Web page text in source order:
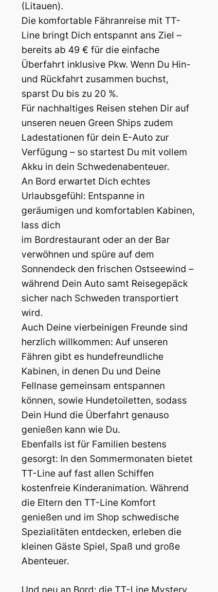
(Litauen).
Die komfortable Fähranreise mit TT-
Line bringt Dich entspannt ans Ziel –
bereits ab 49 € für die einfache
Überfahrt inklusive Pkw. Wenn Du Hin-
und Rückfahrt zusammen buchst,
sparst Du bis zu 20 %.
Für nachhaltiges Reisen stehen Dir auf
unseren neuen Green Ships zudem
Ladestationen für dein E-Auto zur
Verfügung – so startest Du mit vollem
Akku in dein Schwedenabenteuer.
An Bord erwartet Dich echtes
Urlaubsgefühl: Entspanne in
geräumigen und komfortablen Kabinen,
lass dich
im Bordrestaurant oder an der Bar
verwöhnen und spüre auf dem
Sonnendeck den frischen Ostseewind –
während Dein Auto samt Reisegepäck
sicher nach Schweden transportiert
wird.
Auch Deine vierbeinigen Freunde sind
herzlich willkommen: Auf unseren
Fähren gibt es hundefreundliche
Kabinen, in denen Du und Deine
Fellnase gemeinsam entspannen
können, sowie Hundetoiletten, sodass
Dein Hund die Überfahrt genauso
genießen kann wie Du.
Ebenfalls ist für Familien bestens
gesorgt: In den Sommermonaten bietet
TT-Line auf fast allen Schiffen
kostenfreie Kinderanimation. Während
die Eltern den TT-Line Komfort
genießen und im Shop schwedische
Spezialitäten entdecken, erleben die
kleinen Gäste Spiel, Spaß und große
Abenteuer.
Und neu an Bord: die TT-Line Mystery